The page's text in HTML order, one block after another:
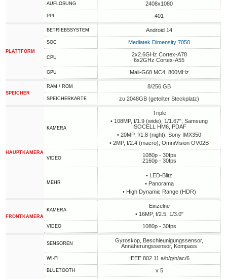
AUFLÖSUNG 2408x1080
PPI 401
PLATTFORM
BETRIEBSSYSTEM Android 14
SOC Mediatek Dimensity 7050
CPU
2x2.6GHz Cortex-A78
6x2GHz Cortex-A55
GPU Mali-G68 MC4, 800MHz
SPEICHER
RAM / ROM 8/256 GB
SPEICHERKARTE zu 2048GB (geteilter Steckplatz)
HAUPTKAMERA
KAMERA
Triple
• 108MP, f/1.9 (wide), 1/1.67", Samsung
ISOCELL HM6, PDAF
• 20MP, f/1.8 (night), Sony IMX350
• 2MP, f/2.4 (macro), OmniVision OV02B
VIDEO
1080p - 30fps
2160p - 30fps
MEHR
• LED-Blitz
• Panorama
• High Dynamic Range (HDR)
FRONTKAMERA
KAMERA
Einzelne
• 16MP, f/2.5, 1/3.0"
VIDEO 1080p - 30fps
SENSOREN
Gyroskop, Beschleunigungssensor,
Annäherungssensor, Kompass
WI-FI IEEE 802.11 a/b/g/n/ac/6
BLUETOOTH v 5